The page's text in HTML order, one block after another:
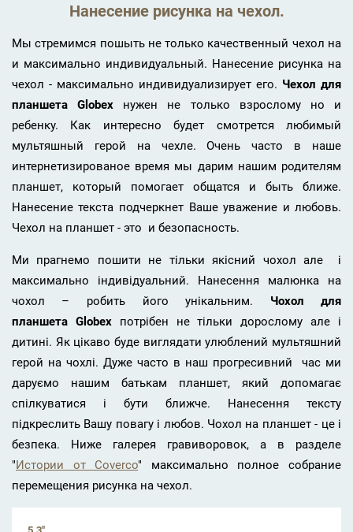
Нанесение рисунка на чехол.
Мы стремимся пошыть не только качественный чехол на
и максимально индивидуальный. Нанесение рисунка на
чехол - максимально индивидуализирует его. Чехол для
планшета Globex нужен не только взрослому но и
ребенку. Как интересно будет смотрется любимый
мультяшный герой на чехле. Очень часто в наше
интернетизированое время мы дарим нашим родителям
планшет, который помогает общатся и быть ближе.
Нанесение текста подчеркнет Ваше уважение и любовь.
Чехол на планшет - это и безопасность.
Ми прагнемо пошити не тільки якісний чохол але і
максимально індивідуальний. Нанесення малюнка на
чохол – робить його унікальним. Чохол для
планшета Globex
потрібен не тільки дорослому але і
дитині. Як цікаво буде виглядати улюблений мультяшний
герой на чохлі. Дуже часто в наш прогресивний час ми
даруємо нашим батькам планшет, який допомагає
спілкуватися і бути ближче. Нанесення тексту
підкреслить Вашу повагу і любов. Чохол на планшет - це і
безпека. Ниже галерея гравиворовок, а в разделе
"Истории от Coverco" максимально полное собрание
перемещения рисунка на чехол.